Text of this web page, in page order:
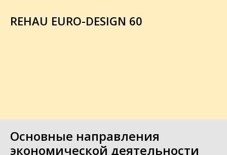
REHAU EURO-DESIGN 60
Основные направления
экономической деятельности